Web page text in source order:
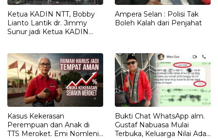
Ketua KADIN NTT, Bobby
Lianto Lantik dr. Jimmy
Sunur jadi Ketua KADIN
Ampera Selan : Polisi Tak
Boleh Kalah dari Penjahat
Kasus Kekerasan
Perempuan dan Anak di
TTS Meroket. Emi Nomleni :
Bukti Chat WhatsApp alm.
Gustaf Nabuasa Mulai
Terbuka, Keluarga Nilai Ada